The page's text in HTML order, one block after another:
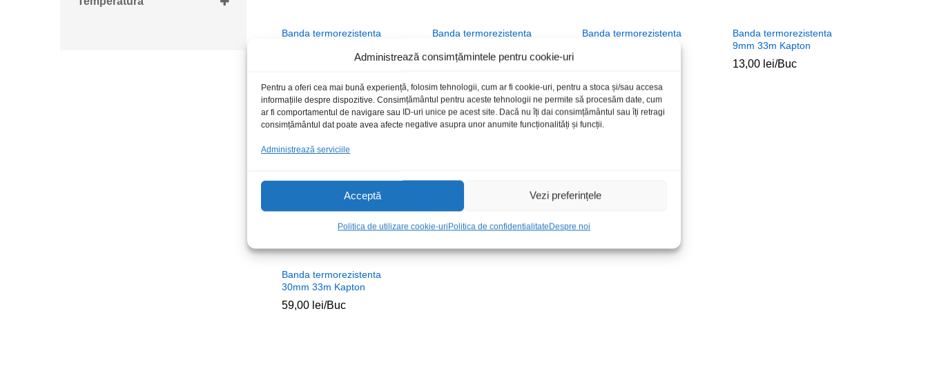
Administrează consimțămintele pentru cookie-uri
Pentru a oferi cea mai bună experiență, folosim tehnologii, cum ar fi cookie-uri, pentru a stoca și/sau accesa
informațiile despre dispozitive. Consimțământul pentru aceste tehnologii ne permite să procesăm date, cum
ar fi comportamentul de navigare sau ID-uri unice pe acest site. Dacă nu îți dai consimțământul sau îți retragi
consimțământul dat poate avea afecte negative asupra unor anumite funcționalități și funcții.
Administrează serviciile
Acceptă Vezi preferințele
Politica de utilizare cookie-uriPolitica de confidentialitateDespre noi
Banda termorezistenta
Banda termorezistenta
7,00lei/Buc
7,00lei
Banda termorezistenta
Banda termorezistenta
9mm 33m Kapton
13,00 lei/Buc
13,00 lei
Stoc epuizat
Banda termorezistenta
30mm 33m Kapton
59,00 lei/Buc
59,00 lei